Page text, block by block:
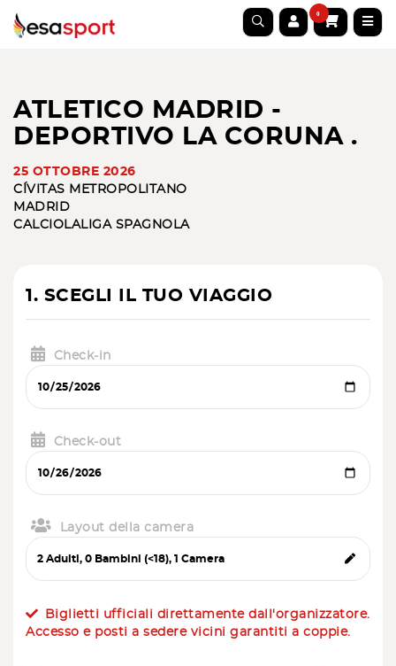
0
ATLETICO MADRID -
DEPORTIVO LA CORUNA .
25 OTTOBRE 2026
CÍVITAS METROPOLITANO
MADRID
CALCIO LALIGA SPAGNOLA
1. SCEGLI IL TUO VIAGGIO
Check-in
Check-out
Layout della camera
Biglietti ufficiali direttamente dall'organizzatore.
Accesso e posti a sedere vicini garantiti a coppie.